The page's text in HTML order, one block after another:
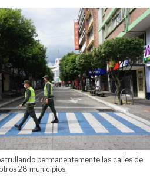
permanentemente las calles de
28 municipios.